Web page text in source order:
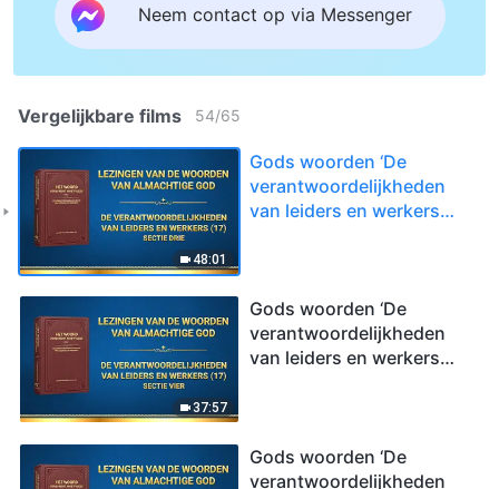
Neem contact op via Messenger
Vergelijkbare films 54/65
48:01
Gods woorden ‘De
verantwoordelijkheden
van leiders en werkers
37:57
Gods woorden ‘De
verantwoordelijkheden
van leiders en werkers
Gods woorden ‘De
verantwoordelijkheden